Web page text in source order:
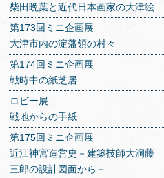
柴田晩葉と近代日本画家の大津絵
第173回ミニ企画展
大津市内の淀藩領の村々
第174回ミニ企画展
戦時中の紙芝居
ロビー展
戦地からの手紙
第175回ミニ企画展
近江神宮造営史－建築技師大洞藤
三郎の設計図面から－